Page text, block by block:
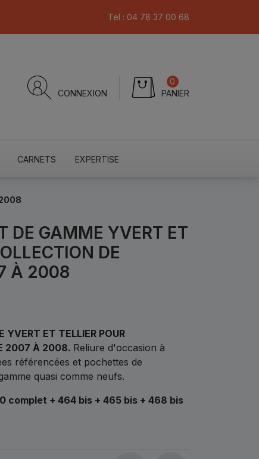
Tel : 04 78 37 00 68
CONNEXION PANIER
0
CARNETS EXPERTISE
DE GAMME YVERT ET
DE
À 2008
YVERT ET TELLIER POUR
2007 À 2008. Reliure d'occasion à
référencées et pochettes de
quasi comme neufs.
complet + 464 bis + 465 bis + 468 bis